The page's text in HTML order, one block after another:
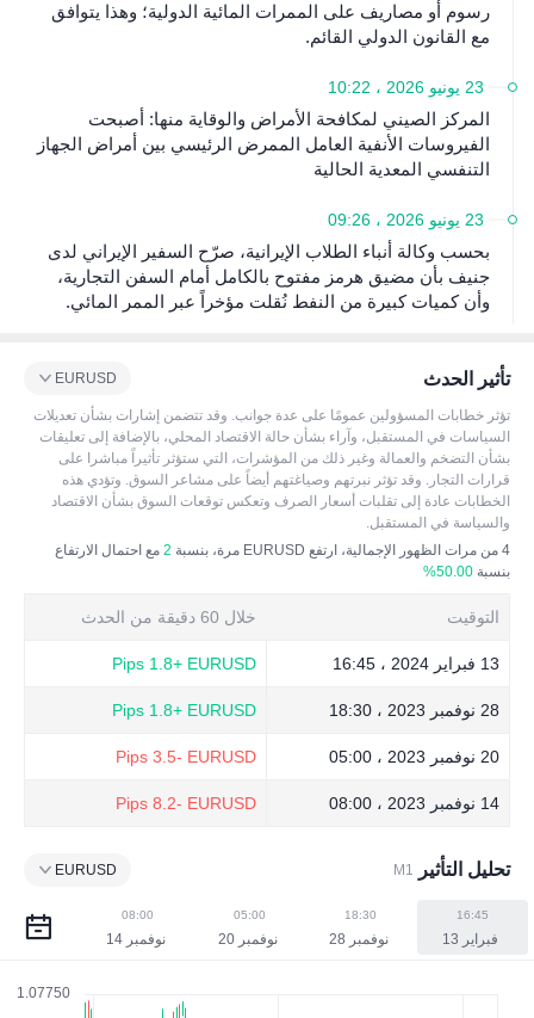
رسوم أو مصاريف على الممرات المائية الدولية؛ وهذا يتوافق
مع القانون الدولي القائم.
23 يونيو 2026 ، 10:22
المركز الصيني لمكافحة الأمراض والوقاية منها: أصبحت
الفيروسات الأنفية العامل الممرض الرئيسي بين أمراض الجهاز
التنفسي المعدية الحالية
23 يونيو 2026 ، 09:26
بحسب وكالة أنباء الطلاب الإيرانية، صرّح السفير الإيراني لدى
جنيف بأن مضيق هرمز مفتوح بالكامل أمام السفن التجارية،
وأن كميات كبيرة من النفط نُقلت مؤخراً عبر الممر المائي.
تأثير الحدث EURUSD
تؤثر خطابات المسؤولين عمومًا على عدة جوانب. وقد تتضمن إشارات بشأن تعديلات
السياسات في المستقبل، وآراء بشأن حالة الاقتصاد المحلي، بالإضافة إلى تعليقات
بشأن التضخم والعمالة وغير ذلك من المؤشرات، التي ستؤثر تأثيراً مباشرا على
قرارات التجار. وقد تؤثر نبرتهم وصياغتهم أيضاً على مشاعر السوق. وتؤدي هذه
الخطابات عادة إلى تقلبات أسعار الصرف وتعكس توقعات السوق بشأن الاقتصاد
والسياسة في المستقبل.
4 من مرات الظهور الإجمالية، ارتفع EURUSD مرة، بنسبة 2 مع احتمال الارتفاع
بنسبة 50.00%
التوقيت خلال 60 دقيقة من الحدث
13 فبراير 2024 ، 16:45 EURUSD
+1.8 Pips
28 نوفمبر 2023 ، 18:30 EURUSD
+1.8 Pips
20 نوفمبر 2023 ، 05:00 EURUSD
-3.5 Pips
14 نوفمبر 2023 ، 08:00 EURUSD
-8.2 Pips
تحليل التأثير M1
EURUSD
16:45
18:30
05:00
08:00